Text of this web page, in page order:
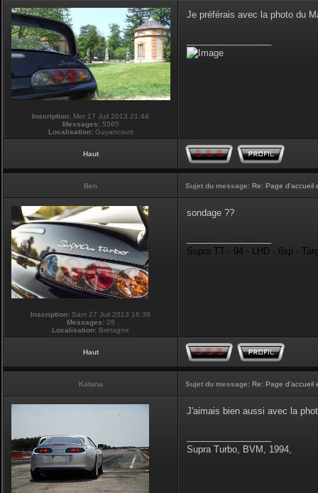
Inscription: Mer 17 Juil 2013 21:44
Messages: 5565
Localisation: Guyancourt
Je préférais avec la photo du
Haut
Ben Sujet du message: Re: Page d'accueil
Inscription: Sam 27 Juil 2013 16:39
Messages: 28
Localisation: Bretagne
sondage ??
Supra TT - 94 - LHD - 6sp -
Haut
Katana Sujet du message: Re: Page d'accueil
J'aimais bien aussi avec la
Supra Turbo, BVM, 1994,